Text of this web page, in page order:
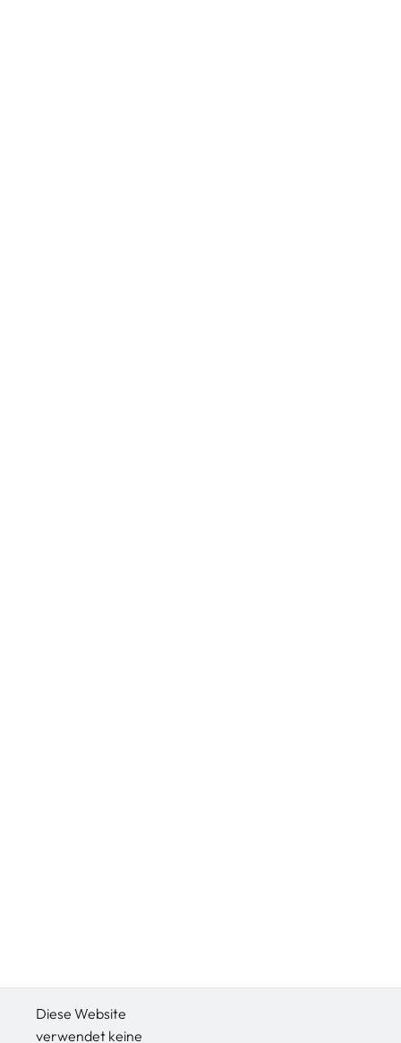
Diese Website
verwendet keine